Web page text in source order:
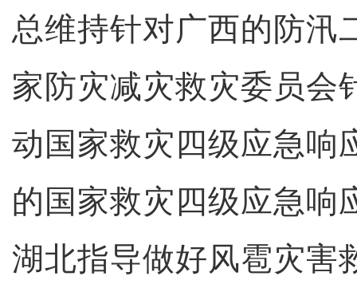
总维持针对广西的防汛
家防灾减灾救灾委员会
动国家救灾四级应急响
的国家救灾四级应急响
湖北指导做好风雹灾害